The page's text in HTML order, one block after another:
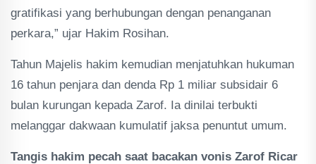
gratifikasi yang berhubungan dengan penanganan
perkara,” ujar Hakim Rosihan.
Tahun Majelis hakim kemudian menjatuhkan hukuman
16 tahun penjara dan denda Rp 1 miliar subsidair 6
bulan kurungan kepada Zarof. Ia dinilai terbukti
melanggar dakwaan kumulatif jaksa penuntut umum.
Tangis hakim pecah saat bacakan vonis Zarof Ricar